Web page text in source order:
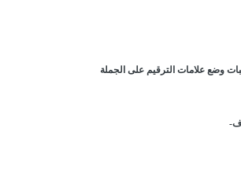
وضع علامات الترقيم على الجملة